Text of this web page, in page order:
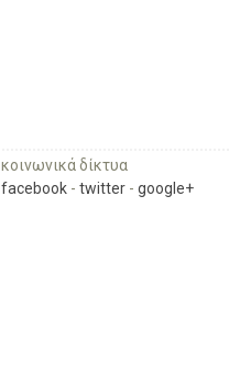
κοινωνικά δίκτυα
facebook - twitter - google+